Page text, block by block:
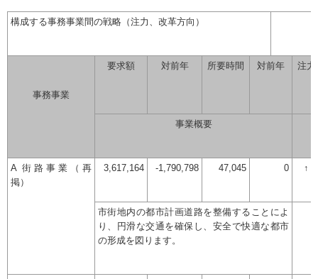
構成する事務事業間の戦略（注力、改革方向）
事務事業
要求額 対前年 所要時間 対前年 注力
事業概要
A 街路事業（再
掲）
3,617,164 -1,790,798 47,045 0 ↑
市街地内の都市計画道路を整備することによ
り、円滑な交通を確保し、安全で快適な都市
の形成を図ります。